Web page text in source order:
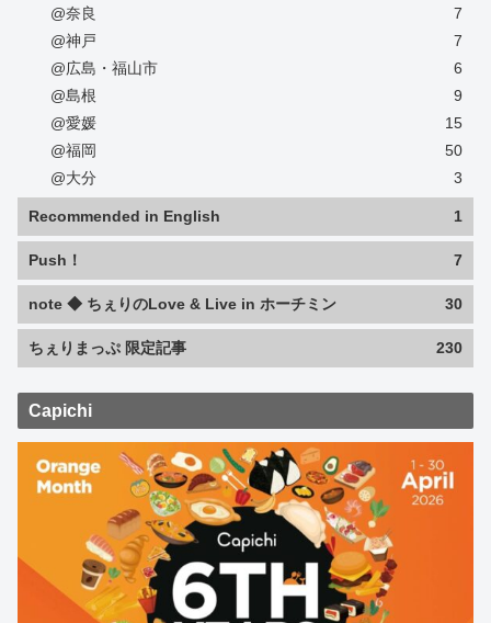
@奈良
7
@神戸
7
@広島・福山市
6
@島根
9
@愛媛
15
@福岡
50
@大分
3
Recommended in English 1
Push！ 7
note ◆ ちぇりのLove & Live in ホーチミン 30
ちぇりまっぷ 限定記事 230
Capichi